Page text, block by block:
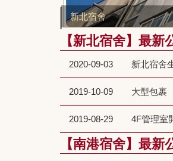
新北宿舍
【新北宿舍】最新
2020-09-03 新北宿舍
2019-10-09 大型包裹
2019-08-29 4F管理室
【南港宿舍】最新